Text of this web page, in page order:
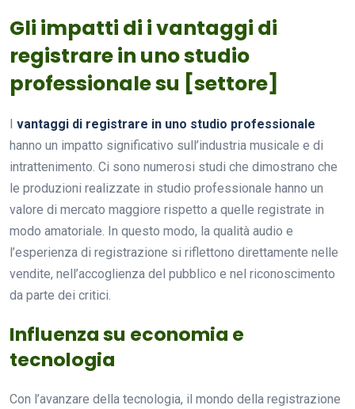
Gli impatti di i vantaggi di
registrare in uno studio
professionale su [settore]
I vantaggi di registrare in uno studio professionale
hanno un impatto significativo sull’industria musicale e di
intrattenimento. Ci sono numerosi studi che dimostrano che
le produzioni realizzate in studio professionale hanno un
valore di mercato maggiore rispetto a quelle registrate in
modo amatoriale. In questo modo, la qualità audio e
l’esperienza di registrazione si riflettono direttamente nelle
vendite, nell’accoglienza del pubblico e nel riconoscimento
da parte dei critici.
Influenza su economia e
tecnologia
Con l’avanzare della tecnologia, il mondo della registrazione